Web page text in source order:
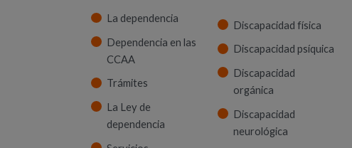
La dependencia
Dependencia en las
CCAA
Trámites
La Ley de
dependencia
Discapacidad física
Discapacidad psíquica
Discapacidad
orgánica
Discapacidad
neurológica